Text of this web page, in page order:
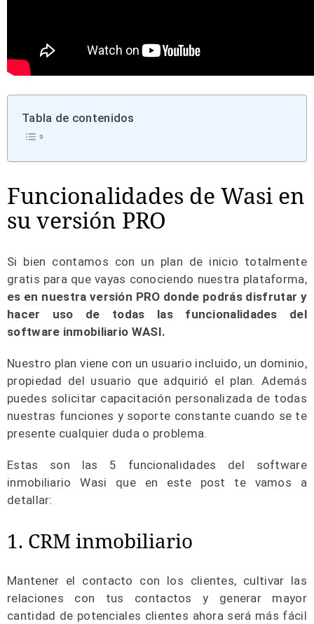
Tabla de contenidos
Funcionalidades de Wasi en
su versión PRO
Si bien contamos con un plan de inicio totalmente
gratis para que vayas conociendo nuestra plataforma,
es en nuestra versión PRO donde podrás disfrutar y
hacer uso de todas las funcionalidades del
software inmobiliario WASI.
Nuestro plan viene con un usuario incluido, un dominio,
propiedad del usuario que adquirió el plan. Además
puedes solicitar capacitación personalizada de todas
nuestras funciones y soporte constante cuando se te
presente cualquier duda o problema.
Estas son las 5 funcionalidades del software
inmobiliario Wasi que en este post te vamos a
detallar:
1. CRM inmobiliario
Mantener el contacto con los clientes, cultivar las
relaciones con tus contactos y generar mayor
cantidad de potenciales clientes ahora será más fácil